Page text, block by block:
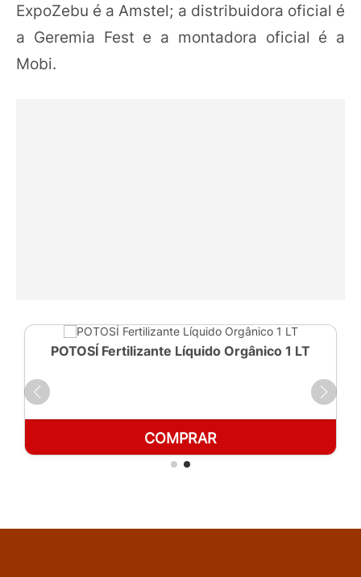
ExpoZebu é a Amstel; a distribuidora oficial é
a Geremia Fest e a montadora oficial é a
Mobi.
POTOSÍ Fertilizante Líquido Orgânico 1 LT
COMPRAR